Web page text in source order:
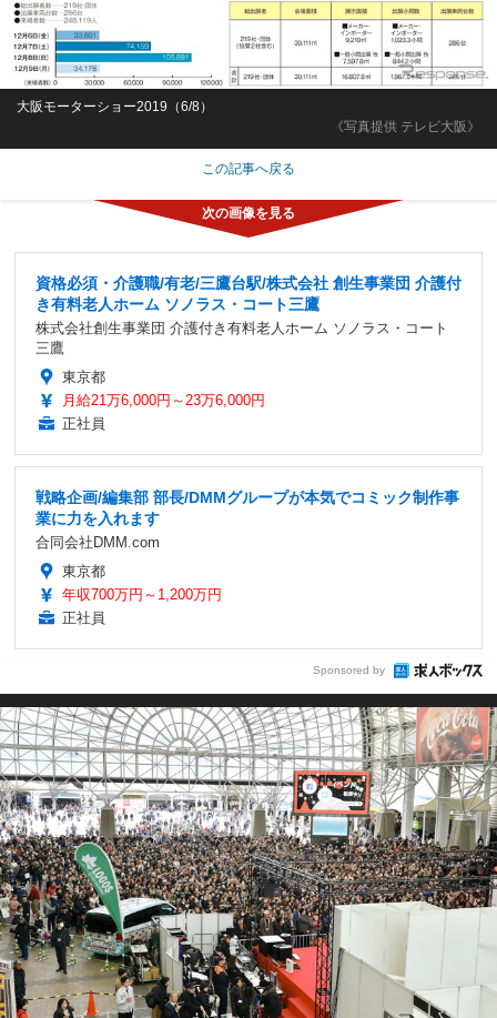
《写真提供 テレビ大阪》
大阪モーターショー2019（6/8）
この記事へ戻る
資格必須・介護職/有老/三鷹台駅/株式会社 創生事業団 介護付
き有料老人ホーム ソノラス・コート三鷹
株式会社創生事業団 介護付き有料老人ホーム ソノラス・コート
三鷹
東京都
月給21万6,000円～23万6,000円
正社員
戦略企画/編集部 部長/DMMグループが本気でコミック制作事
業に力を入れます
合同会社DMM.com
東京都
年収700万円～1,200万円
正社員
Sponsored by